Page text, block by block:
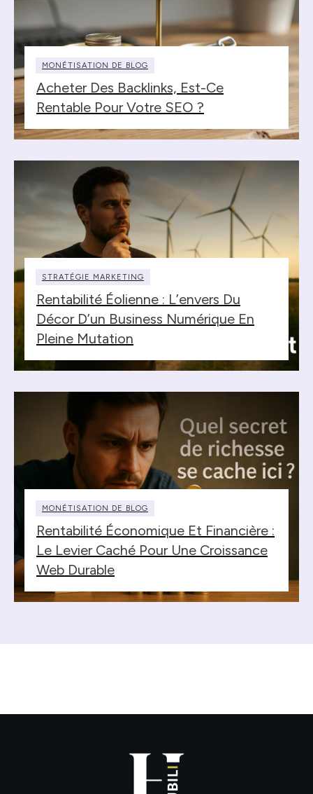
MONÉTISATION DE BLOG
Acheter Des Backlinks, Est-Ce
Rentable Pour Votre SEO ?
STRATÉGIE MARKETING
Rentabilité Éolienne : L’envers Du
Décor D’un Business Numérique En
Pleine Mutation
MONÉTISATION DE BLOG
Rentabilité Économique Et Financière :
Le Levier Caché Pour Une Croissance
Web Durable